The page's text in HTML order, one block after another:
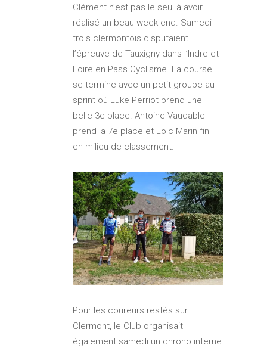
Clément n’est pas le seul à avoir
réalisé un beau week-end. Samedi
trois clermontois disputaient
l’épreuve de Tauxigny dans l’Indre-et-
Loire en Pass Cyclisme. La course
se termine avec un petit groupe au
sprint où Luke Perriot prend une
belle 3e place. Antoine Vaudable
prend la 7e place et Loïc Marin fini
en milieu de classement.
Pour les coureurs restés sur
Clermont, le Club organisait
également samedi un chrono interne